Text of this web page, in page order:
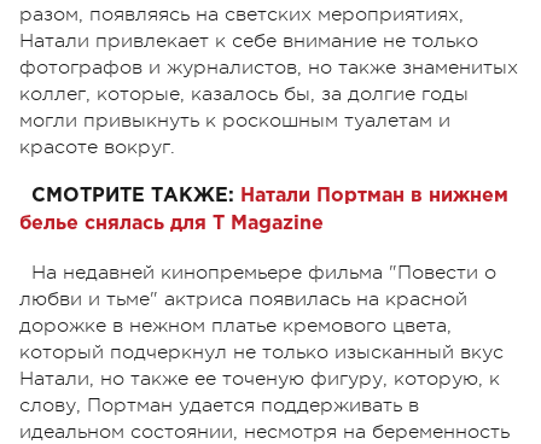
разом, появляясь на светских мероприятиях,
Натали привлекает к себе внимание не только
фотографов и журналистов, но также знаменитых
коллег, которые, казалось бы, за долгие годы
могли привыкнуть к роскошным туалетам и
красоте вокруг.
СМОТРИТЕ ТАКЖЕ: Натали Портман в нижнем
белье снялась для T Magazine
На недавней кинопремьере фильма "Повести о
любви и тьме" актриса появилась на красной
дорожке в нежном платье кремового цвета,
который подчеркнул не только изысканный вкус
Натали, но также ее точеную фигуру, которую, к
слову, Портман удается поддерживать в
идеальном состоянии, несмотря на беременность